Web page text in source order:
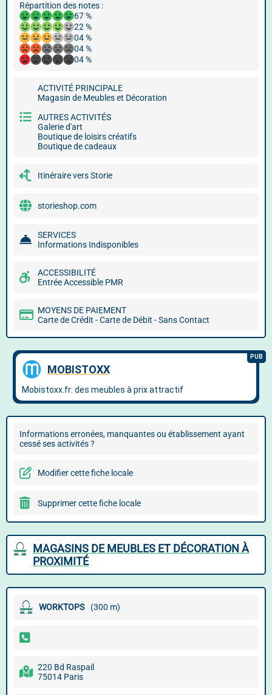
Répartition des notes :
67 %
22 %
04 %
04 %
04 %
ACTIVITÉ PRINCIPALE
Magasin de Meubles et Décoration
AUTRES ACTIVITÉS
Galerie d'art
Boutique de loisirs créatifs
Boutique de cadeaux
Itinéraire vers Storie
storieshop.com
SERVICES
Informations Indisponibles
ACCESSIBILITÉ
Entrée Accessible PMR
MOYENS DE PAIEMENT
Carte de Crédit - Carte de Débit - Sans Contact
Informations erronées, manquantes ou établissement ayant
cessé ses activités ?
Modifier cette fiche locale
Supprimer cette fiche locale
MAGASINS DE MEUBLES ET DÉCORATION À
PROXIMITÉ
WORKTOPS (300 m)
220 Bd Raspail
75014 Paris